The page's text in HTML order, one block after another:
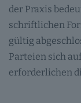
der Praxis
schriftlichen
gültig
Parteien sich
erforderlichen